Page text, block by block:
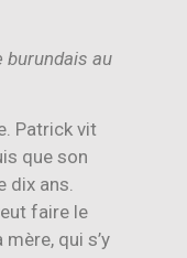
burundais au
Patrick vit
que son
dix ans.
faire le
qui s’y